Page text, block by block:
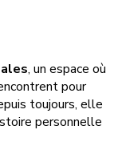
, un espace où
pour
toujours, elle
personnelle